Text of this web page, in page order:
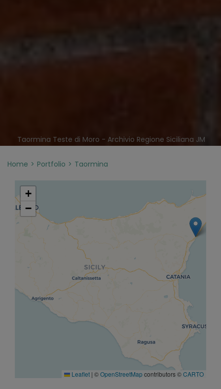
Taormina Teste di Moro - Archivio Regione Siciliana JM
Home Portfolio Taormina
+
−
Leaflet | ©OpenStreetMapcontributors ©CARTO